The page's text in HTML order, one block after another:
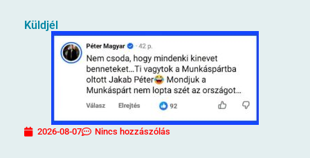
Küldjél
2026-08-07 Nincs hozzászólás